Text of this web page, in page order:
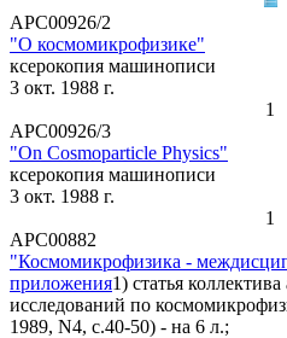
АРС00926/2
"О космомикрофизике"
ксерокопия машинописи
3 окт. 1988 г.
1
АРС00926/3
"On Cosmoparticle Physics"
ксерокопия машинописи
3 окт. 1988 г.
1
АРС00882
"Космомикрофизика -
приложения1) статья
исследований по
1989, N4, с.40-50) - на 6 л.;